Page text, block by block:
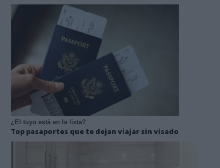
¿El tuyo está en la lista?
Top pasaportes que te dejan viajar sin visado